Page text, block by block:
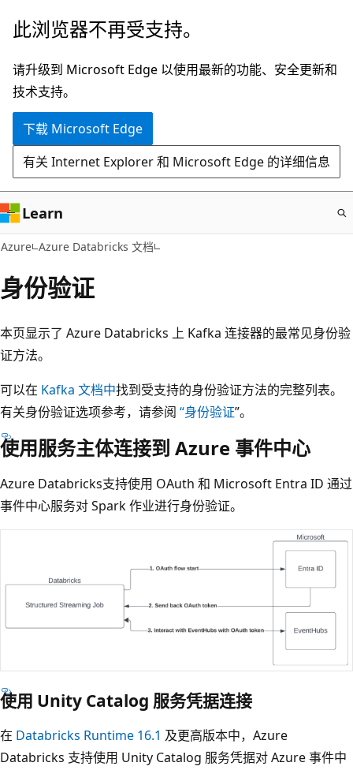
跳
主
要
内
此浏览器不再受支持。
请升级到 Microsoft Edge 以使用最新的功能、安全更新和
技术支持。
下载 Microsoft Edge
有关 Internet Explorer 和 Microsoft Edge 的详细信息
Learn
Azure Azure Databricks 文档
身份验证
本页显示了 Azure Databricks 上 Kafka 连接器的最常见身份验
证方法。
可以在 Kafka 文档中找到受支持的身份验证方法的完整列表。
有关身份验证选项参考，请参阅 “身份验证”。
使用服务主体连接到 Azure 事件中心
Azure Databricks支持使用 OAuth 和 Microsoft Entra ID 通过
事件中心服务对 Spark 作业进行身份验证。
使用 Unity Catalog 服务凭据连接
在 Databricks Runtime 16.1 及更高版本中，Azure
Databricks 支持使用 Unity Catalog 服务凭据对 Azure 事件中